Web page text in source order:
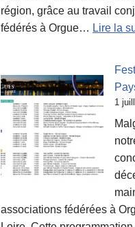
région, grâce au travail
fédérés à Orgue… Lire la
1
associations fédérées à